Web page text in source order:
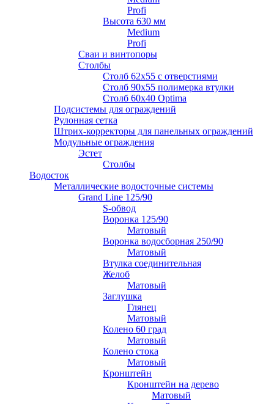
Profi
Высота 630 мм
Medium
Profi
Сваи и винтопоры
Столбы
Cтолб 62х55 с отверстиями
Cтолб 90х55 полимерка втулки
Столб 60х40 Optima
Подсистемы для ограждений
Рулонная сетка
Штрих-корректоры для панельных ограждений
Модульные ограждения
Эстет
Столбы
Водосток
Металлические водосточные системы
Grand Line 125/90
S-обвод
Воронка 125/90
Матовый
Воронка водосборная 250/90
Матовый
Втулка соединительная
Желоб
Матовый
Заглушка
Глянец
Матовый
Колено 60 град
Матовый
Колено стока
Матовый
Кронштейн
Кронштейн на дерево
Матовый